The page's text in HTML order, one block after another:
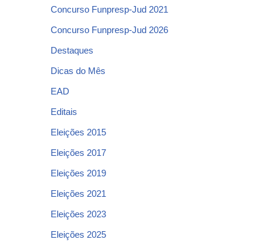
Concurso Funpresp-Jud 2021
Concurso Funpresp-Jud 2026
Destaques
Dicas do Mês
EAD
Editais
Eleições 2015
Eleições 2017
Eleições 2019
Eleições 2021
Eleições 2023
Eleições 2025